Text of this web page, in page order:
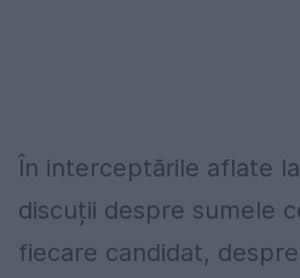
În interceptările aflate
discuții despre sumele
fiecare candidat,